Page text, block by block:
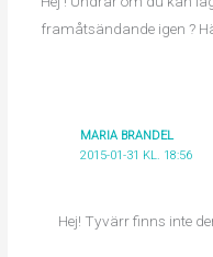
framåtsändande igen ?
MARIA BRANDEL
2015-01-31 KL. 18:56
Hej! Tyvärr finns inte